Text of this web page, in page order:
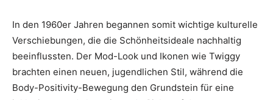
In den 1960er Jahren begannen somit wichtige kulturelle
Verschiebungen, die die Schönheitsideale nachhaltig
beeinflussten. Der Mod-Look und Ikonen wie Twiggy
brachten einen neuen, jugendlichen Stil, während die
Body-Positivity-Bewegung den Grundstein für eine